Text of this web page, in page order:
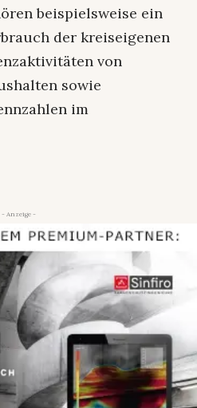
beispielsweise ein
der kreiseigenen
von
sowie
im
- Anzeige -